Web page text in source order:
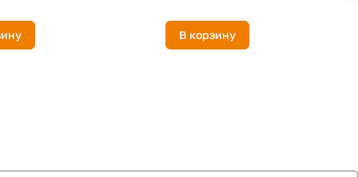
В корзину